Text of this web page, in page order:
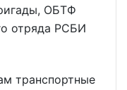
ОБТФ
отряда РСБИ
транспортные